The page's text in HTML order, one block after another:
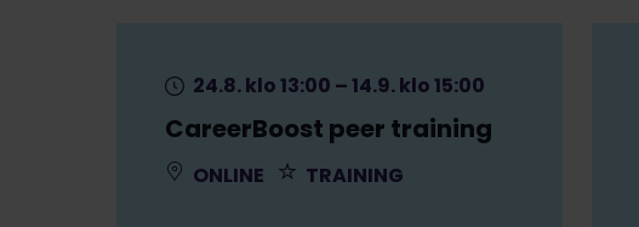
CareerBoost peer training
24.8. klo 13:00 – 14.9. klo 15:00
ONLINE TRAINING